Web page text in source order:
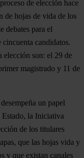
de elección hace
de hojas de vida de los
debates para el
candidatos.
elección son: el 29 de
magistrado y 11 de
un papel
Estado, la Iniciativa
de los titulares
que las hojas vida y
y que existan canales